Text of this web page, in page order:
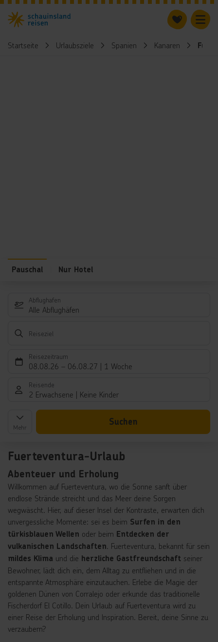
Startseite Urlaubsziele Spanien Kanaren
Pauschal Nur Hotel
Abflughafen
Alle Abflughäfen
Reiseziel
Reisezeitraum
08.08.26 – 06.08.27 1 Woche
Reisende
2 Erwachsene Keine Kinder
Mehr
Suchen
Fuerteventura-Urlaub
Abenteuer und Erholung
Willkommen auf Fuerteventura, wo die Sonne sanft über
endlose Strände streicht und das Meer deine Sorgen
wegwäscht. Hier, auf dieser Insel der Kontraste, erwarten dich
unvergessliche Momente: sei es beim Surfen in den
türkisblauen Wellen oder beim Entdecken der
vulkanischen Landschaften. Fuerteventura, bekannt für sein
mildes Klima und die herzliche Gastfreundschaft seiner
Bewohner, lädt dich ein, dem Alltag zu entfliehen und in die
entspannte Atmosphäre einzutauchen. Erlebe die Magie der
goldenen Dünen von Corralejo oder erkunde das traditionelle
Fischerdorf El Cotillo. Dein Urlaub auf Fuerteventura wird zu
einer Reise der Erholung und Inspiration. Bereit, deine Sinne zu
verzaubern?